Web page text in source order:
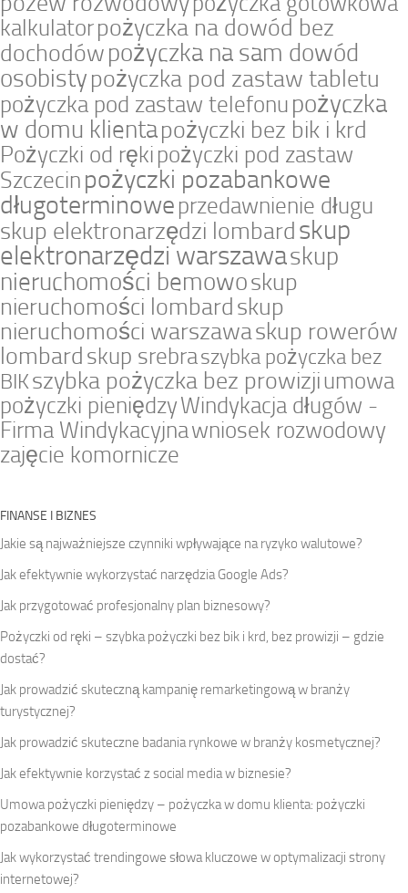
kalkulatorpożyczka na dowód bez
dochodówpożyczka na sam dowód
osobistypożyczka pod zastaw tabletu
pożyczka pod zastaw telefonu pożyczka
w domu klientapożyczki bez bik i krd
Pożyczki od ręki pożyczki pod zastaw
Szczecin pożyczki pozabankowe
długoterminowe przedawnienie długu
skup elektronarzędzi lombardskup
elektronarzędzi warszawaskup
nieruchomości bemowoskup
nieruchomości lombardskup
nieruchomości warszawaskup rowerów
lombard skup srebraszybka pożyczka bez
BIKszybka pożyczka bez prowizjiumowa
pożyczki pieniędzyWindykacja długów -
Firma Windykacyjnawniosek rozwodowy
zajęcie komornicze
FINANSE I BIZNES
Jakie są najważniejsze czynniki wpływające na ryzyko walutowe?
Jak efektywnie wykorzystać narzędzia Google Ads?
Jak przygotować profesjonalny plan biznesowy?
Pożyczki od ręki – szybka pożyczki bez bik i krd, bez prowizji – gdzie
dostać?
Jak prowadzić skuteczną kampanię remarketingową w branży
turystycznej?
Jak prowadzić skuteczne badania rynkowe w branży kosmetycznej?
Jak efektywnie korzystać z social media w biznesie?
Umowa pożyczki pieniędzy – pożyczka w domu klienta: pożyczki
pozabankowe długoterminowe
Jak wykorzystać trendingowe słowa kluczowe w optymalizacji strony
internetowej?